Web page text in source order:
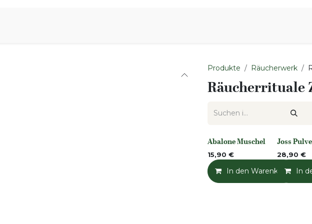
Produkte Räucherwerk
Räucherrituale
None
Abalone Muschel
15,90 €
In den Warenkorb
None
Joss
28,90 €
In